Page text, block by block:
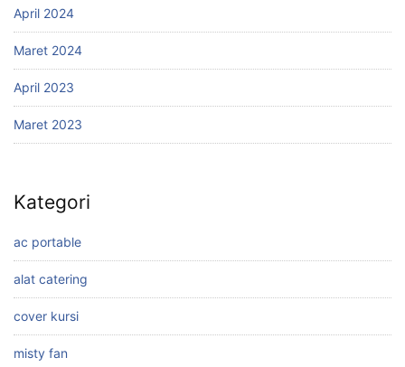
April 2024
Maret 2024
April 2023
Maret 2023
Kategori
ac portable
alat catering
cover kursi
misty fan